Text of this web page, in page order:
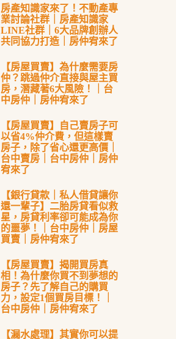
房產知識家來了！不動產專
業討論社群｜房產知識家
LINE社群｜6大品牌創辦人
共同協力打造｜房仲宥來了
【房屋買賣】為什麼需要房
仲？跳過仲介直接與屋主買
房，潛藏著6大風險！｜台
中房仲｜房仲宥來了
【房屋買賣】自己賣房子可
以省4%仲介費，但這樣賣
房子，除了省心還更高價｜
台中賣房｜台中房仲｜房仲
宥來了
【銀行貸款｜私人借貸讓你
還一輩子】二胎房貸看似救
星，房貸利率卻可能成為你
的噩夢！｜台中房仲｜房屋
買賣｜房仲宥來了
【房屋買賣】揭開買房真
相！為什麼你買不到夢想的
房子？先了解自己的購買
力，設定1個買房目標！｜
台中房仲｜房仲宥來了
【漏水處理】其實你可以提